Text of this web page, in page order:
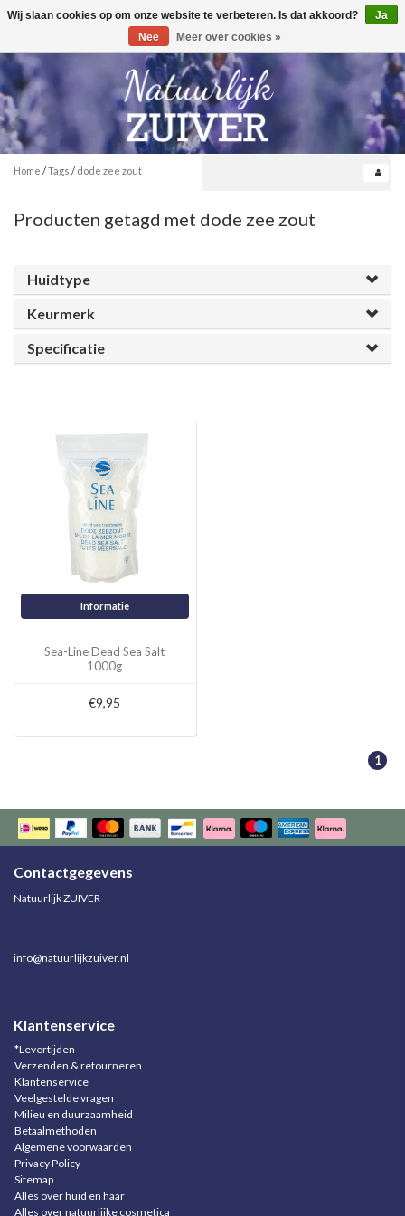
Toggle
0
Home /Tags / dode zee zout
Producten getagd met dode zee zout
Huidtype
Keurmerk
Specificatie
Informatie
Sea-Line Dead Sea Salt
1000g
€9,95
1
Contactgegevens
Natuurlijk ZUIVER
info@natuurlijkzuiver.nl
Klantenservice
*Levertijden
Verzenden & retourneren
Klantenservice
Veelgestelde vragen
Milieu en duurzaamheid
Betaalmethoden
Algemene voorwaarden
Privacy Policy
Sitemap
Alles over huid en haar
Alles over natuurlijke cosmetica
Wij slaan cookies op om onze website te verbeteren. Is dat akkoord?
Ja
Nee
Meer over cookies »